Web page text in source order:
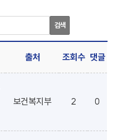
검색
출처 조회수 댓글
보건복지부 2 0